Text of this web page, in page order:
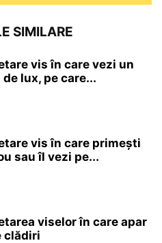
SIMILARE
vis în care vezi un
lux, pe care...
vis în care primești
sau îl vezi pe...
viselor în care apar
clădiri